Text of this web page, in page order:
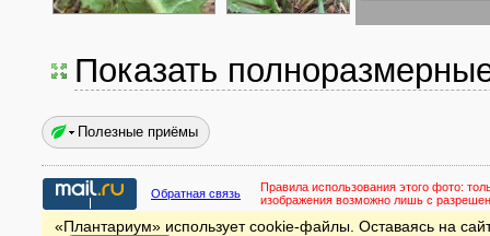
Показать
Полезные приёмы
Обратная связь Правила использования этого фото:
изображения возможно лишь с
«Плантариум» использует cookie-файлы. Оставаясь на